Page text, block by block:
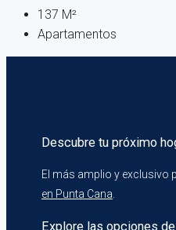
137 M²
Apartamentos
Descubre tu próximo
El más amplio y exclusivo
en Punta Cana
Explore las opciones